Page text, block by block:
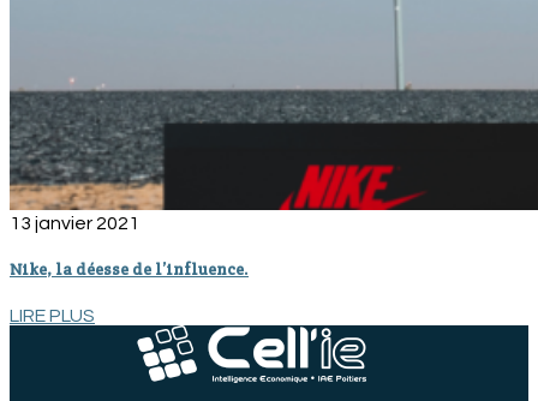
13 janvier 2021
Nike, la déesse de l’influence.
LIRE PLUS